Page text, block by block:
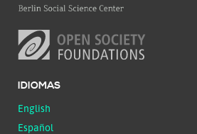
IDIOMAS
English
Español